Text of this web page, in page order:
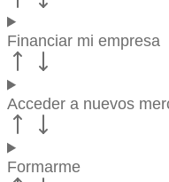
Financiar mi empresa
Acceder a nuevos
Formarme